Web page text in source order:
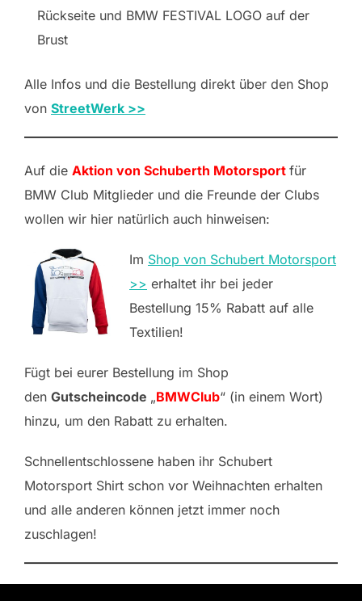
Rückseite und BMW FESTIVAL LOGO auf der
Brust
Alle Infos und die Bestellung direkt über den Shop
von StreetWerk >>
Auf die Aktion von Schuberth Motorsport für
BMW Club Mitglieder und die Freunde der Clubs
wollen wir hier natürlich auch hinweisen:
Im Shop von Schubert Motorsport
>> erhaltet ihr bei jeder
Bestellung 15% Rabatt auf alle
Textilien!
Fügt bei eurer Bestellung im Shop
den Gutscheincode „BMWClub“ (in einem Wort)
hinzu, um den Rabatt zu erhalten.
Schnellentschlossene haben ihr Schubert
Motorsport Shirt schon vor Weihnachten erhalten
und alle anderen können jetzt immer noch
zuschlagen!